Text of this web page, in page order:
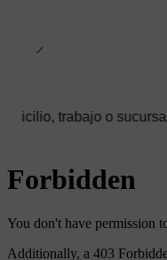
o sucursal de